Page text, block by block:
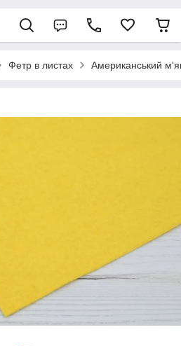
Фетр в листах Американський